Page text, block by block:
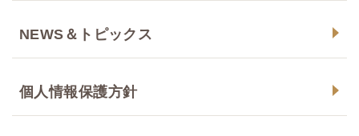
NEWS＆トピックス
個人情報保護方針